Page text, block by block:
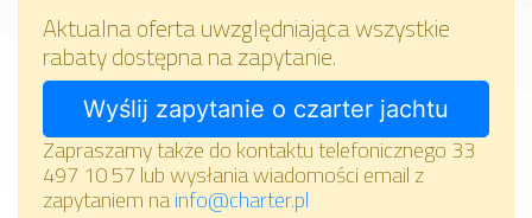
Aktualna oferta uwzględniająca wszystkie
rabaty dostępna na zapytanie.
Zapraszamy także do kontaktu telefonicznego 33
497 10 57 lub wysłania wiadomości email z
zapytaniem nainfo@charter.pl